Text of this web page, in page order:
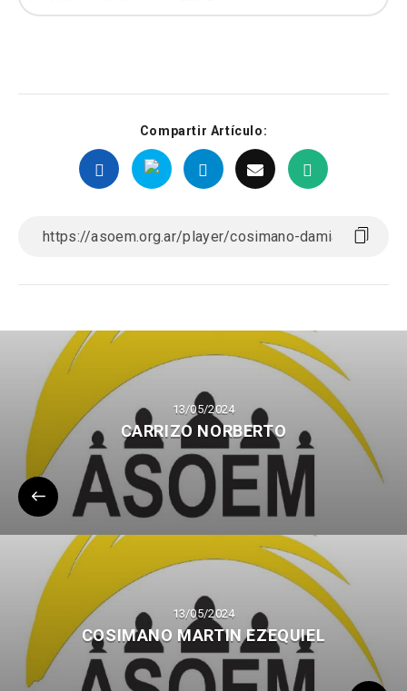
Compartir Artículo:
13/05/2024
CARRIZO NORBERTO
13/05/2024
COSIMANO MARTIN EZEQUIEL